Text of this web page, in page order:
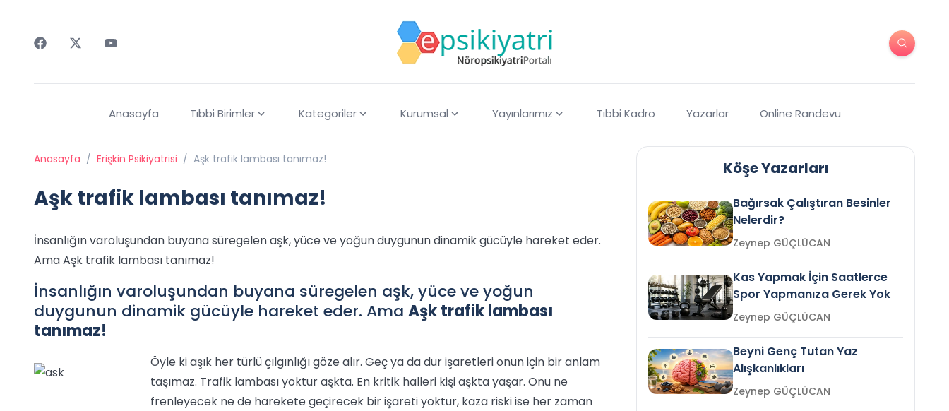
Anasayfa Tıbbi Birimler Kategoriler Kurumsal Yayınlarımız Tıbbi Kadro Yazarlar Online Randevu
Anasayfa / Erişkin Psikiyatrisi / Aşk trafik lambası tanımaz!
Aşk trafik lambası tanımaz!
İnsanlığın varoluşundan buyana süregelen aşk, yüce ve yoğun duygunun dinamik gücüyle hareket eder.
Ama Aşk trafik lambası tanımaz!
İnsanlığın varoluşundan buyana süregelen aşk, yüce ve yoğun
duygunun dinamik gücüyle hareket eder. Ama Aşk trafik lambası
tanımaz!
Öyle ki aşık her türlü çılgınlığı göze alır. Geç ya da dur işaretleri onun için bir anlam
taşımaz. Trafik lambası yoktur aşkta. En kritik halleri kişi aşkta yaşar. Onu ne
frenleyecek ne de harekete geçirecek bir işareti yoktur, kaza riski ise her zaman
Köşe Yazarları
Bağırsak Çalıştıran Besinler
Nelerdir?
Zeynep GÜÇLÜCAN
Kas Yapmak İçin Saatlerce
Spor Yapmanıza Gerek Yok
Zeynep GÜÇLÜCAN
Beyni Genç Tutan Yaz
Alışkanlıkları
Zeynep GÜÇLÜCAN